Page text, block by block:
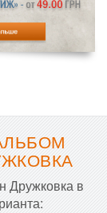
Дружковка в